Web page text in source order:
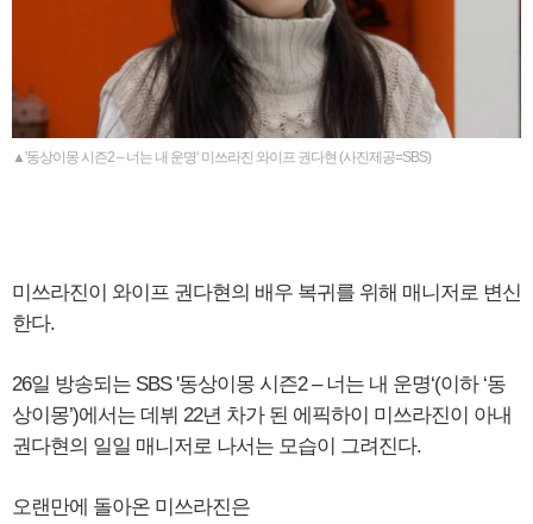
▲'동상이몽 시즌2 – 너는 내 운명‘ 미쓰라진 와이프 권다현 (사진제공=SBS)
미쓰라진이 와이프 권다현의 배우 복귀를 위해 매니저로 변신
한다.
26일 방송되는 SBS '동상이몽 시즌2 – 너는 내 운명‘(이하 ‘동
상이몽’)에서는 데뷔 22년 차가 된 에픽하이 미쓰라진이 아내
권다현의 일일 매니저로 나서는 모습이 그려진다.
오랜만에 돌아온 미쓰라진은